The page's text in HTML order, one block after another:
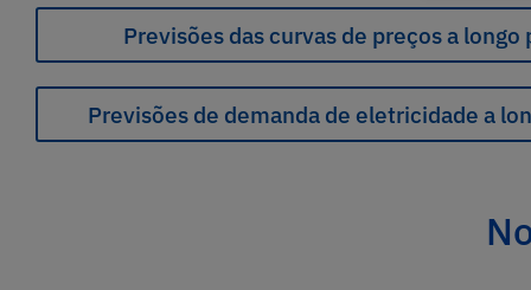
Previsões das curvas de preços a longo
Previsões de demanda de eletricidade a